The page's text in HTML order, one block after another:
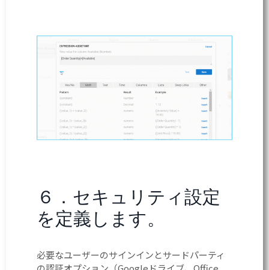
６．セキュリティ設定
を定義します。
必要なユーザーのサインインとサードパーティ